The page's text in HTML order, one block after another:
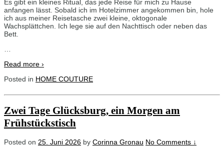
Es gibt ein kleines Ritual, das jede Reise für mich zu Hause
anfangen lässt. Sobald ich im Hotelzimmer angekommen bin, hole
ich aus meiner Reisetasche zwei kleine, oktogonale
Wachsplättchen. Ich lege sie auf den Nachttisch oder neben das
Bett.
Read more ›
Posted in HOME COUTURE
Zwei Tage Glücksburg, ein Morgen am
Frühstückstisch
Posted on 25. Juni 2026 by Corinna Gronau No Comments ↓